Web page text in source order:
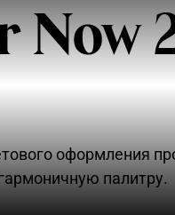
оформления
палитру.